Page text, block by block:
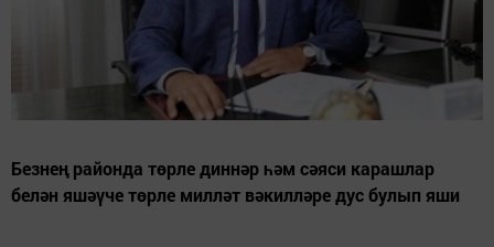
Безнең районда төрле диннәр һәм сәяси карашлар
белән яшәүче төрле милләт вәкилләре дус булып яши